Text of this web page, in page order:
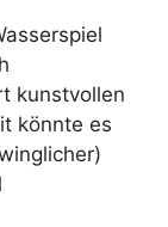
kunstvollen
könnte es